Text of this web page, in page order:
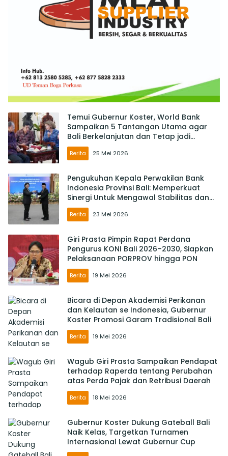
Temui Gubernur Koster, World Bank
Sampaikan 5 Tantangan Utama agar
Bali Berkelanjutan dan Tetap jadi
Primadona
Berita 25 Mei 2026
Pengukuhan Kepala Perwakilan Bank
Indonesia Provinsi Bali: Memperkuat
Sinergi Untuk Mengawal Stabilitas dan
Mendorong Pertumbuhan Ekonomi Bali
Berita 23 Mei 2026
Giri Prasta Pimpin Rapat Perdana
Pengurus KONI Bali 2026–2030, Siapkan
Pelaksanaan PORPROV hingga PON
Berita 19 Mei 2026
Bicara di Depan Akademisi Perikanan
dan Kelautan se Indonesia, Gubernur
Koster Promosi Garam Tradisional Bali
Berita 19 Mei 2026
Wagub Giri Prasta Sampaikan Pendapat
terhadap Raperda tentang Perubahan
atas Perda Pajak dan Retribusi Daerah
Berita 18 Mei 2026
Gubernur Koster Dukung Gateball Bali
Naik Kelas, Targetkan Turnamen
Internasional Lewat Gubernur Cup